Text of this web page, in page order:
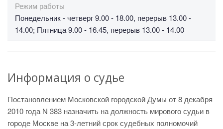
Режим работы
Понедельник - четверг 9.00 - 18.00, перерыв 13.00 -
14.00; Пятница 9.00 - 16.45, перерыв 13.00 - 14.00
Информация о судье
Постановлением Московской городской Думы от 8 декабря
2010 года N 383 назначить на должность мирового судьи в
городе Москве на 3-летний срок судебных полномочий